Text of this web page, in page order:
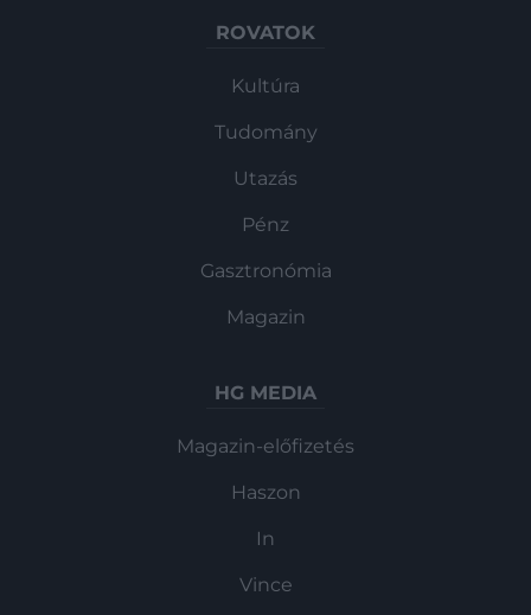
ROVATOK
Kultúra
Tudomány
Utazás
Pénz
Gasztronómia
Magazin
HG MEDIA
Magazin-előfizetés
Haszon
In
Vince